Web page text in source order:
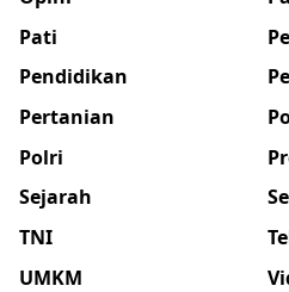
Pati
Pendidikan
Pertanian
Polri
Sejarah
TNI
UMKM